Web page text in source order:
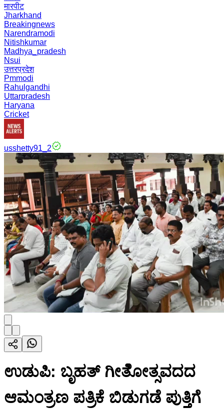
मारपीट
Jharkhand
Breakingnews
Narendramodi
Nitishkumar
Madhya_pradesh
Nsui
उत्तरप्रदेश
Pmmodi
Rahulgandhi
Uttarpradesh
Haryana
Cricket
usshetty91_2
ಉಡುಪಿ: ಬೃಹತ್ ಗೀತೆೋತ್ಸವದದ
ಆಮಂತ್ರಣ ಪತ್ರಿಕೆ ಬಿಡುಗಡೆ ಪುತ್ತಿಗೆ